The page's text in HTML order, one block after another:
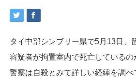
タイ中部シンブリー県で5月13日、
容疑者が拘置室内で死亡しているの
警察は自殺とみて詳しい経緯を調べ